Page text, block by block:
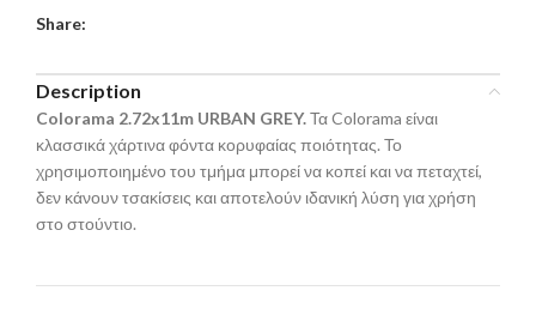
Share:
Description
Colorama 2.72x11m URBAN GREY.Τα Colorama είναι
κλασσικά χάρτινα φόντα κορυφαίας ποιότητας. Το
χρησιμοποιημένο του τμήμα μπορεί να κοπεί και να πεταχτεί,
δεν κάνουν τσακίσεις και αποτελούν ιδανική λύση για χρήση
στο στούντιο.